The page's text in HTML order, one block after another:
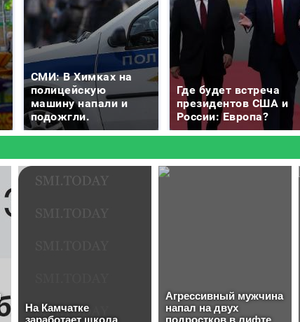
СМИ: В Химках на
полицейскую
машину напали и
подожгли.
Где будет встреча
президентов США и
России: Европа?